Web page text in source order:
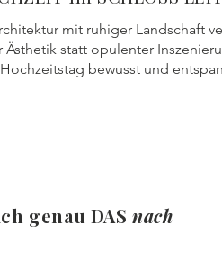
mit ruhiger Landschaft
Ästhetik statt opulenter
bewusst und
genau DASnach